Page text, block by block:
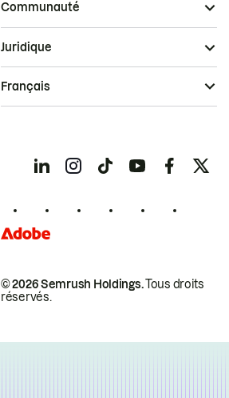
Communauté
© 2026 Semrush Holdings.Tous droits
réservés.
Juridique
Français